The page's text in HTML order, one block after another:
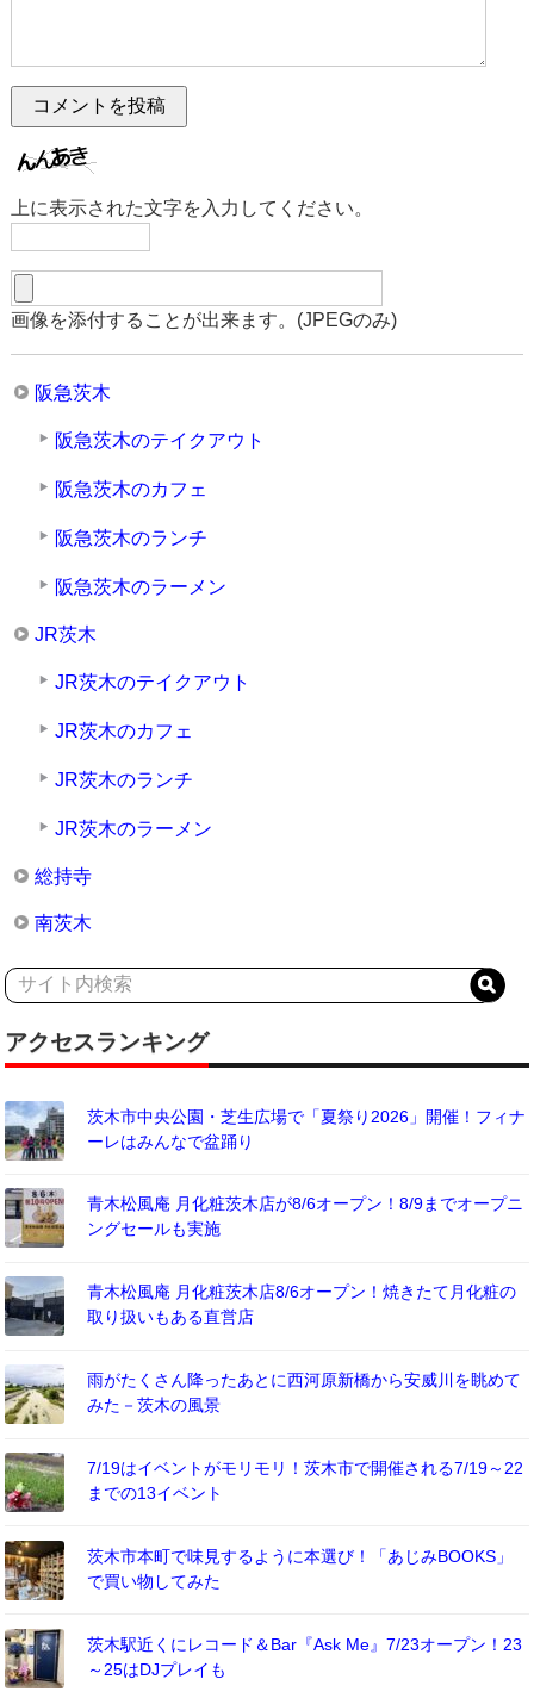
上に表示された文字を入力してください。
画像を添付することが出来ます。(JPEGのみ)
阪急茨木
阪急茨木のテイクアウト
阪急茨木のカフェ
阪急茨木のランチ
阪急茨木のラーメン
JR茨木
JR茨木のテイクアウト
JR茨木のカフェ
JR茨木のランチ
JR茨木のラーメン
総持寺
南茨木
アクセスランキング
茨木市中央公園・芝生広場で「夏祭り2026」開催！フィナ
ーレはみんなで盆踊り
青木松風庵 月化粧茨木店が8/6オープン！8/9までオープニ
ングセールも実施
青木松風庵 月化粧茨木店8/6オープン！焼きたて月化粧の
取り扱いもある直営店
雨がたくさん降ったあとに西河原新橋から安威川を眺めて
みた－茨木の風景
7/19はイベントがモリモリ！茨木市で開催される7/19～22
までの13イベント
茨木市本町で味見するように本選び！「あじみBOOKS」
で買い物してみた
茨木駅近くにレコード＆Bar『Ask Me』7/23オープン！23
～25はDJプレイも